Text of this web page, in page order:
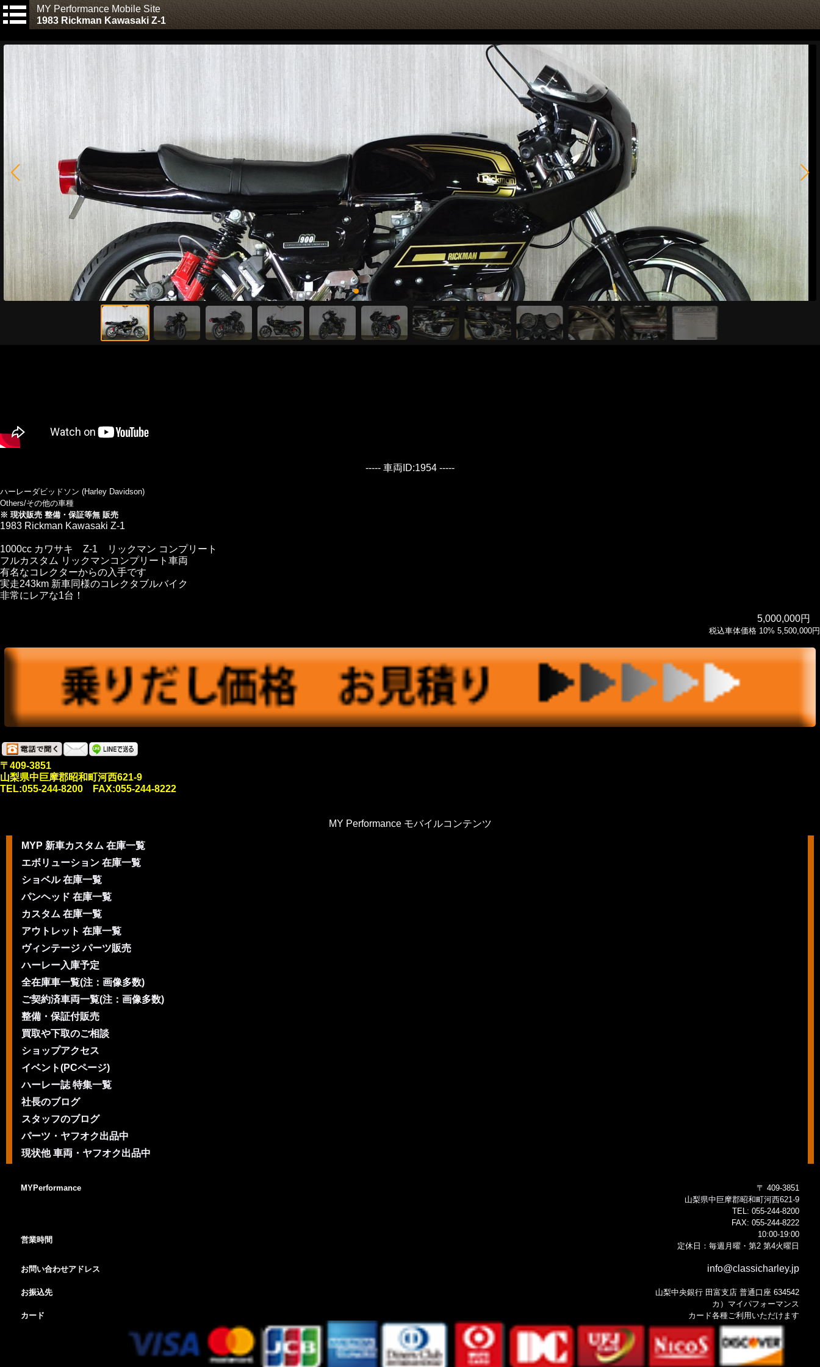
MY Performance Mobile Site
1983 Rickman Kawasaki Z-1
----- 車両ID:1954 -----
ハーレーダビッドソン (Harley Davidson)
Others/その他の車種
※ 現状販売 整備・保証等無 販売
1983 Rickman Kawasaki Z-1
1000cc カワサキ Z-1 リックマン コンプリート
フルカスタム リックマンコンプリート車両
有名なコレクターからの入手です
実走243km 新車同様のコレクタブルバイク
非常にレアな1台！
5,000,000円
税込車体価格 10% 5,500,000円
〒409-3851
山梨県中巨摩郡昭和町河西621-9
TEL:055-244-8200 FAX:055-244-8222
MY Performance モバイルコンテンツ
MYP 新車カスタム 在庫一覧
エボリューション 在庫一覧
ショベル 在庫一覧
パンヘッド 在庫一覧
カスタム 在庫一覧
アウトレット 在庫一覧
ヴィンテージ パーツ販売
ハーレー入庫予定
全在庫車一覧(注：画像多数)
ご契約済車両一覧(注：画像多数)
整備・保証付販売
買取や下取のご相談
ショップアクセス
イベント(PCページ)
ハーレー誌 特集一覧
社長のブログ
スタッフのブログ
パーツ・ヤフオク出品中
現状他 車両・ヤフオク出品中
MYPerformance
〒 409-3851
山梨県中巨摩郡昭和町河西621-9
TEL: 055-244-8200
FAX: 055-244-8222
営業時間
10:00-19:00
定休日：毎週月曜・第2 第4火曜日
お問い合わせアドレス info@classicharley.jp
お振込先
山梨中央銀行 田富支店 普通口座 634542
カ）マイパフォーマンス
カード
カード各種ご利用いただけます